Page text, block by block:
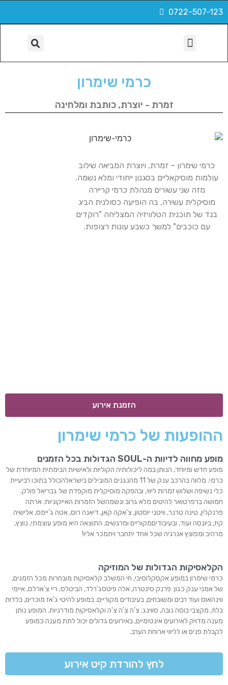
0722-507-123
כרמי שימרון
זמרת - יוצרת, כותבת ומלחינה
כרמי שימרון – זמרת, ויוצרת המביאה שילוב
עולמות מוסיקאליים בסגנון ייחודי ומלא נשמה.
מזה שני עשורים מנהלת כרמי קריירה
מוסיקלית עשירה, בה הופיעה כסולנית הביג
בנד של תוכנית הטלוויזיה המצליחה "רוקדים
עם כוכבים" למשך כשבע עונות רצופות.
הזמנת אירוע
ההופעות של כרמי שימרון
מופע מחווה לדיוות ה-SOUL הגדולות בכל הזמנים
מופע חדש ומיוחד, הנותן במה ליכולותיה הקוליות ולאישיות הבימתית המיוחדת של
כרמי. מלווה בהרכב ענק של 11 מהנגנים המובילים בישראלהכולל בתוכו רביעיית
כלי נשיפה ושלוש זמרות ליווי, ובהפקה מוסיקלית מוקפדת של גבריאל פולק.
חמושה ברפרטואר להיטים מלא גרוב ונשמהשל הזמרות האייקוניות: ארתה
פרנקלין, טינה טרנר, וויטני יוסטון, צ'אקה קאן, דיאנה רוס, אטה ג'יימס, אלישיה
קיז, ביונסה ועוד, ובעיבודיםמקוריים ומרגשים. התוצאה היא מופע עוצמתי, נוצץ,
מרהיב ומפוצץ אנרגיה שכל אחד יתחבר ויתמכר אליו!
הקלאסיקות הגדולות של המוזיקה
כרמי שימרון במופע אקסקלוסיבי, חי המשלב קלאסיקות מובחרות מכל הזמנים,
של אמני ענק כגון: פרנק סינטרה, אלה פיטסג'רלד, הביטלס, ריי צ'ארלס, איימי
ווינהאוס ועוד רבים ומשובחים, בעיבודים מקוריים. במופע להיטי ג'אז מוכרים, בלדות
בלוז, מקצבי בוסה נובה, סווינג, צ'ה צ'ה צ'ה וקלאסיקות מודרניות. המופע נותן
מענה מדויק לאירועים אינטימיים, באירועים גדולים יכול לתת מענה כמופע
לקבלת פנים או לליווי ארוחת הערב.
לחץ להורדת קיט אירוע